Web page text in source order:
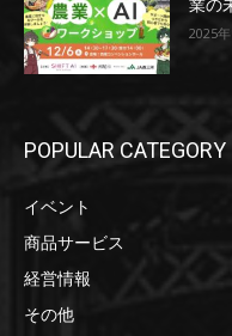
業の
2025
POPULAR CATEGORY
イベント
商品サービス
経営情報
その他